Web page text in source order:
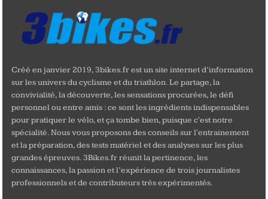
Créé en janvier 2019, 3bikes.fr est un site internet d’information
sur les univers du cyclisme et du triathlon. Le partage, la
convivialité, la découverte, les sensations procurées, le défi
personnel ou entre amis : ce sont les ingrédients indispensables
pour pratiquer le vélo, et ça tombe bien, puisque c'est notre
spécialité. Nous vous proposons des conseils sur l'entrainement
et la préparation, des tests matériel et des analyses sur les plus
grandes épreuves. 3Bikes.fr réunit la pertinence, les
connaissances, la passion et l’expérience de trois journalistes
professionnels et de contributeurs très expérimentés.